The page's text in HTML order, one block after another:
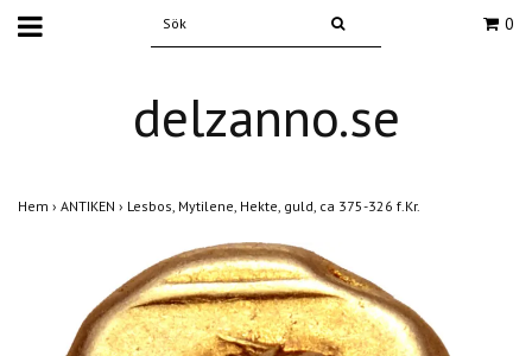
0
delzanno.se
Hem › ANTIKEN › Lesbos, Mytilene, Hekte, guld, ca 375-326 f.Kr.